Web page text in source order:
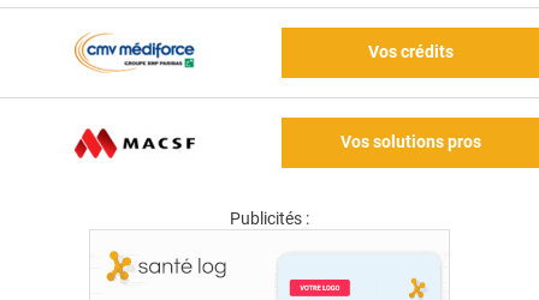
Vos crédits
Vos solutions pros
Publicités :